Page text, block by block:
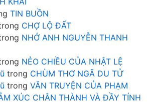
TIN BUỒN
CHỢ LỘ ĐẤT
NHỚ ANH NGUYỄN THANH
NẺO CHIỀU CỦA NHẬT LỆ
trong CHÙM THƠ NGÃ DU TỬ
trong VĂN TRUYỆN CỦA PHẠM
XÚC CHÂN THÀNH VÀ ĐẦY TÍNH